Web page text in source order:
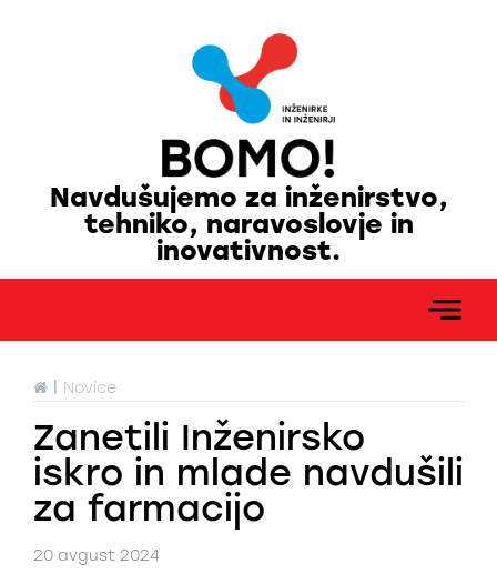
Navdušujemo za inženirstvo,
tehniko, naravoslovje in
inovativnost.
| Novice
Zanetili Inženirsko
iskro in mlade navdušili
za farmacijo
20 avgust 2024